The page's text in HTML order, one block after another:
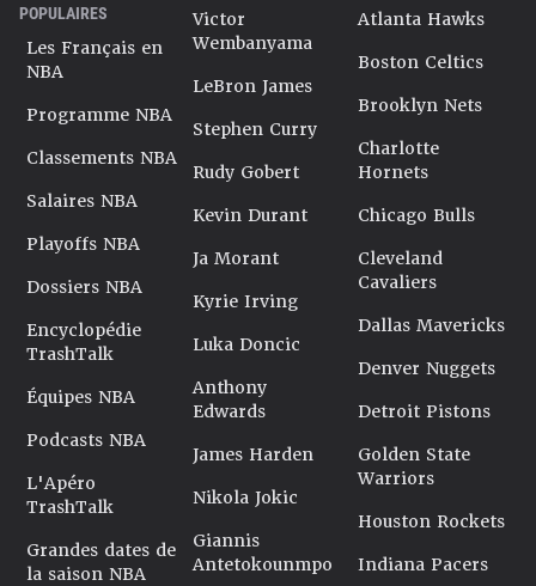
POPULAIRES
Les Français en
NBA
Programme NBA
Classements NBA
Salaires NBA
Playoffs NBA
Dossiers NBA
Encyclopédie
TrashTalk
Équipes NBA
Podcasts NBA
L'Apéro
TrashTalk
Grandes dates de
la saison NBA
Victor
Wembanyama
LeBron James
Stephen Curry
Rudy Gobert
Kevin Durant
Ja Morant
Kyrie Irving
Luka Doncic
Anthony
Edwards
James Harden
Nikola Jokic
Giannis
Antetokounmpo
Atlanta Hawks
Boston Celtics
Brooklyn Nets
Charlotte
Hornets
Chicago Bulls
Cleveland
Cavaliers
Dallas Mavericks
Denver Nuggets
Detroit Pistons
Golden State
Warriors
Houston Rockets
Indiana Pacers